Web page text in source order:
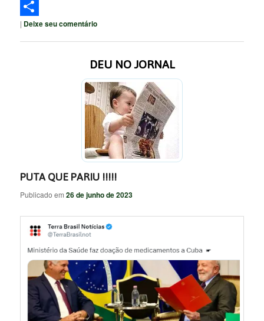
Telegram
Share
| Deixe seu comentário
DEU NO JORNAL
PUTA QUE PARIU !!!!!
Publicado em26 de junho de 2023